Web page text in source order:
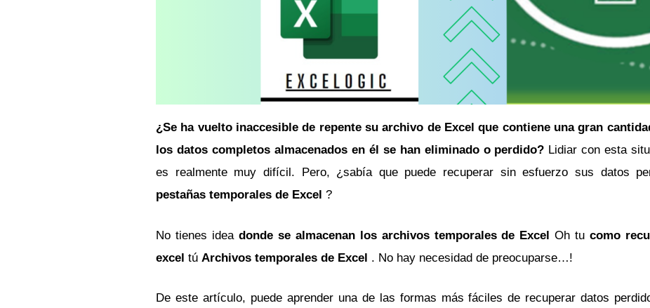
¿Se ha vuelto inaccesible de repente su archivo de Excel que contiene una gran
los datos completos almacenados en él se han eliminado o perdido? Lidiar con esta
es realmente muy difícil. Pero, ¿sabía que puede recuperar sin esfuerzo sus datos
pestañas temporales de Excel ?
No tienes idea donde se almacenan los archivos temporales de ExcelOh tucomo
excel tú Archivos temporales de Excel . No hay necesidad de preocuparse…!
De este artículo, puede aprender una de las formas más fáciles de recuperar datos